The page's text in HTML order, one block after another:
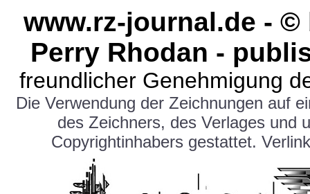
www.rz-journal.de - ©
Perry Rhodan -
freundlicher Genehmigung
Die Verwendung der Zeichnungen auf
des Zeichners, des Verlages und
Copyrightinhabers gestattet.